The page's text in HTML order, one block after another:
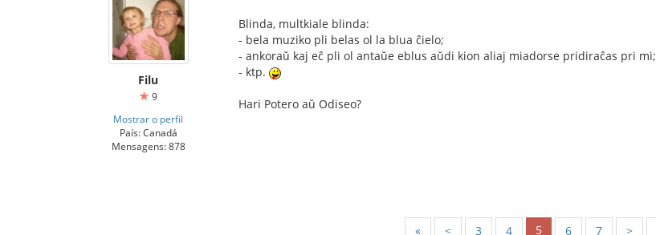
Filu
9
Mostrar o perfil
País: Canadá
Mensagens: 878
Blinda, multkiale blinda:
- bela muziko pli belas ol la blua ĉielo;
- ankoraŭ kaj eĉ pli ol antaŭe eblus aŭdi kion aliaj miadorse pridiraĉas pri mi;
- ktp.
Hari Potero aŭ Odiseo?
« < 3 4 5 6 7 >